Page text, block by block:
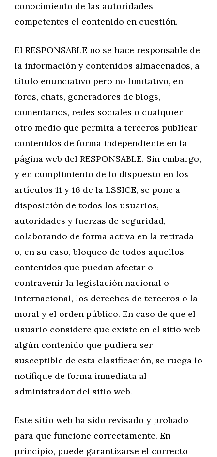
conocimiento de las autoridades
competentes el contenido en cuestión.
El RESPONSABLE no se hace responsable de
la información y contenidos almacenados, a
título enunciativo pero no limitativo, en
foros, chats, generadores de blogs,
comentarios, redes sociales o cualquier
otro medio que permita a terceros publicar
contenidos de forma independiente en la
página web del RESPONSABLE. Sin embargo,
y en cumplimiento de lo dispuesto en los
artículos 11 y 16 de la LSSICE, se pone a
disposición de todos los usuarios,
autoridades y fuerzas de seguridad,
colaborando de forma activa en la retirada
o, en su caso, bloqueo de todos aquellos
contenidos que puedan afectar o
contravenir la legislación nacional o
internacional, los derechos de terceros o la
moral y el orden público. En caso de que el
usuario considere que existe en el sitio web
algún contenido que pudiera ser
susceptible de esta clasificación, se ruega lo
notifique de forma inmediata al
administrador del sitio web.
Este sitio web ha sido revisado y probado
para que funcione correctamente. En
principio, puede garantizarse el correcto